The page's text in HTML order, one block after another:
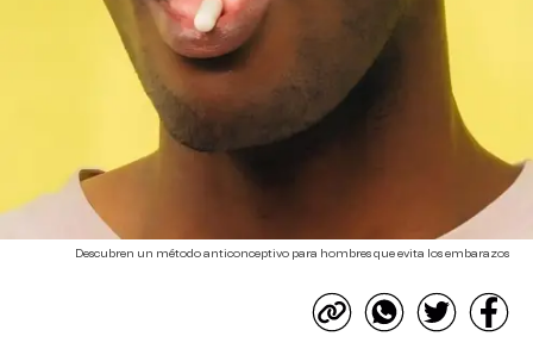
Descubren un método anticonceptivo para hombres que evita los embarazos